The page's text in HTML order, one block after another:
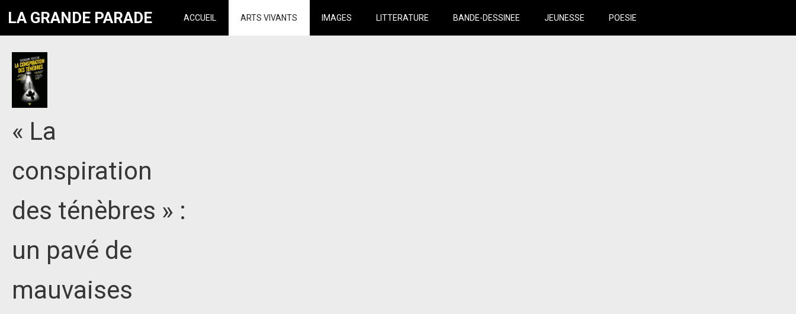
LA GRANDE PARADE ACCUEIL ARTS VIVANTS IMAGES LITTERATURE BANDE-DESSINEE JEUNESSE POESIE
« La
conspiration
des ténèbres » :
un pavé de
mauvaises